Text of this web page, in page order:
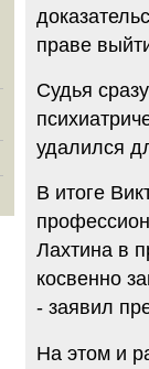
праве
Судья
удалился
В итоге
Лахтина в
косвенно
- заявил
На этом и